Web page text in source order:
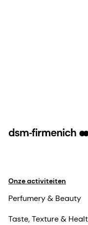
Onze activiteiten
Perfumery & Beauty
Taste, Texture &